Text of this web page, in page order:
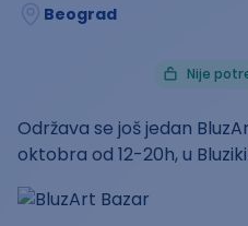
Beograd
Nije
Održava se još jedan
oktobra od 12-20h, u